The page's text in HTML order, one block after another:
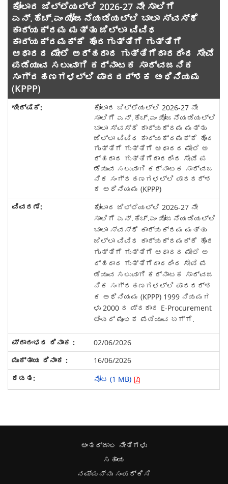
ಕೋಲಾರ ಜಿಲ್ಲೆಯಲ್ಲಿ 2026-27 ನೇ ಸಾಲಿಗೆ
ಎನ್.ಹೆಚ್.ಎಂ ಯೋಜನೆಯಡಿಯಲ್ಲಿ ಬಾಲಾ ಸ್ವಸ್ಥೆ
ಕಾರ್ಯಕ್ರಮ ಮತ್ತು ಜಿಲ್ಲಾ ವಿವಿಧ
ಕಾರ್ಯಕ್ರಮಕ್ಕೆ ಹೊರಗುತ್ತಿಗೆ ಗುತ್ತಿಗೆ
ಆಧಾರದ ಮೇಲೆ ಅರ್ಹರಾದ ಗುತ್ತಿಗೆದಾರರಿಂದ ಸೇವೆ
ಪಡೆಯುವ ಸಲುವಾಗಿ ಕರ್ನಾಟಕ ಸಾರ್ವಜನಿಕ
ಸಂಗ್ರಹಣಗಳಲ್ಲಿ ಪಾರದರ್ಶಕ ಅಧಿನಿಯಮ
(KPPP)
ಕೋಲಾರ ಜಿಲ್ಲೆಯಲ್ಲಿ 2026-27 ನೇ
ಸಾಲಿಗೆ ಎನ್.ಹೆಚ್.ಎಂ ಯೋಜನೆಯಡಿಯಲ್ಲಿ
ಬಾಲಾ ಸ್ವಸ್ಥೆ ಕಾರ್ಯಕ್ರಮ ಮತ್ತು
ಜಿಲ್ಲಾ ವಿವಿಧ ಕಾರ್ಯಕ್ರಮಕ್ಕೆ ಹೊರ
ಗುತ್ತಿಗೆ ಗುತ್ತಿಗೆ ಆಧಾರದ ಮೇಲೆ ಅ
ರ್ಹರಾದ ಗುತ್ತಿಗೆದಾರರಿಂದ ಸೇವೆ ಪ
ಡೆಯುವ ಸಲುವಾಗಿ ಕರ್ನಾಟಕ ಸಾರ್ವಜ
ನಿಕ ಸಂಗ್ರಹಣಗಳಲ್ಲಿ ಪಾರದರ್ಶ
ಕ ಅಧಿನಿಯಮ (KPPP)
ಕೋಲಾರ ಜಿಲ್ಲೆಯಲ್ಲಿ 2026-27 ನೇ
ಸಾಲಿಗೆ ಎನ್.ಹೆಚ್.ಎಂ ಯೋಜನೆಯಡಿಯಲ್ಲಿ
ಬಾಲಾ ಸ್ವಸ್ಥೆ ಕಾರ್ಯಕ್ರಮ ಮತ್ತು
ಜಿಲ್ಲಾ ವಿವಿಧ ಕಾರ್ಯಕ್ರಮಕ್ಕೆ ಹೊರ
ಗುತ್ತಿಗೆ ಗುತ್ತಿಗೆ ಆಧಾರದ ಮೇಲೆ ಅ
ರ್ಹರಾದ ಗುತ್ತಿಗೆದಾರರಿಂದ ಸೇವೆ ಪ
ಡೆಯುವ ಸಲುವಾಗಿ ಕರ್ನಾಟಕ ಸಾರ್ವಜ
ನಿಕ ಸಂಗ್ರಹಣಗಳಲ್ಲಿ ಪಾರದರ್ಶ
ಕ ಅಧಿನಿಯಮ (KPPP) 1999 ನಿಯಮಗ
ಳು 2000 ರ ಪ್ರಕಾರ E-Procurement
ಟೆಂಡರ್ ಮೂಲಕ ಪಡೆಯುವ ಬಗ್ಗೆ.
02/06/2026
16/06/2026
ನೋಟ (1 MB)
ಅಂತರ್ಜಾಲ ನೀತಿಗಳು
ಸಹಾಯ
ನಮ್ಮನ್ನು ಸಂಪರ್ಕಿಸಿ